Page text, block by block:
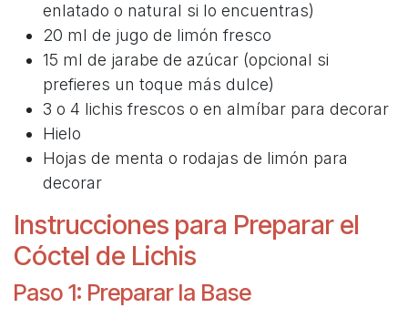
enlatado o natural si lo encuentras)
20 ml de jugo de limón fresco
15 ml de jarabe de azúcar (opcional si
prefieres un toque más dulce)
3 o 4 lichis frescos o en almíbar para decorar
Hielo
Hojas de menta o rodajas de limón para
decorar
Instrucciones para Preparar el
Cóctel de Lichis
Paso 1: Preparar la Base